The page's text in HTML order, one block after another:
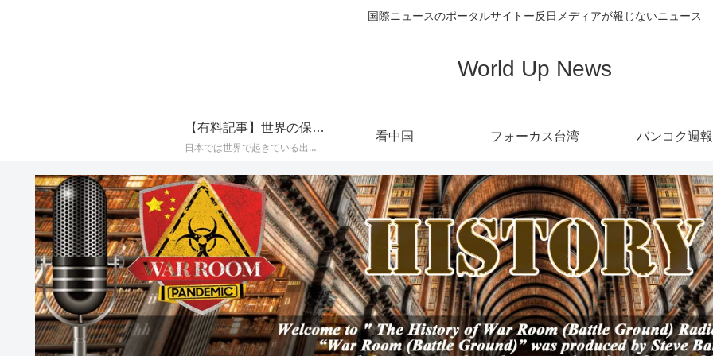
国際ニュースのポータルサイトー反日メディアが報じないニュース
World Up News
【有料記事】世界の保守系メディアの最新国際ニュースまとめ【定期購読（サブスクリプション）】
日本では世界で起きている出来事が報じられることが少なく、かつプロパガンダ（政治的宣伝）やフェイク（嘘）で塗り固められた海外メディアのニュースをそのまま垂れ流すメディアが多いことから、世界の保守系とされるメディアに絞り、その最新の国際ニュースをAIによって日本語でまとめて配信しております。
看中国 フォーカス台湾 バンコク週報